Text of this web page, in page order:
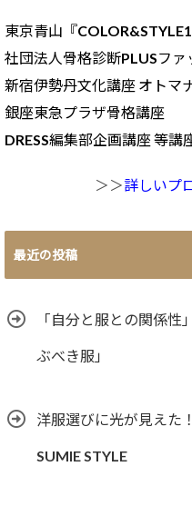
東京青山『
社団法人骨格診断PLUSフ
新宿伊勢丹文化講座 オトマ
銀座東急プラザ骨格講座
DRESS編集部企画講座 等講
＞＞詳しいプ
最近の投稿
「自分と服との関係
ぶべき服」
洋服選びに光が見えた
SUMIE STYLE